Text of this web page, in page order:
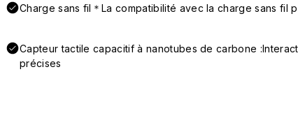
Charge sans fil＊La compatibilité avec la charge sans fil
Capteur tactile capacitif à nanotubes de carbone
précises